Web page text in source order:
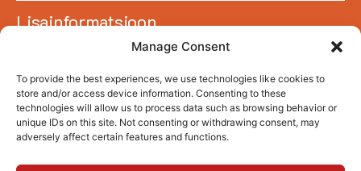
Manage Consent
To provide the best experiences, we use technologies like cookies to
store and/or access device information. Consenting to these
technologies will allow us to process data such as browsing behavior or
unique IDs on this site. Not consenting or withdrawing consent, may
adversely affect certain features and functions.
Lisainformatsioon
SAADA